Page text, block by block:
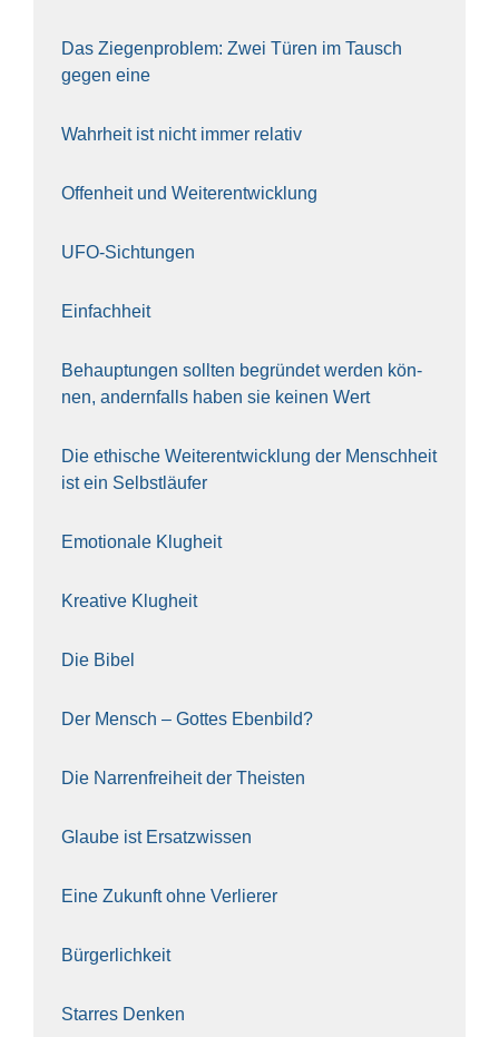
Das Zie­gen­pro­blem: Zwei Türen im Tausch
gegen eine
Wahr­heit ist nicht immer rela­tiv
Offen­heit und Wei­ter­ent­wick­lung
UFO-Sich­tun­gen
Ein­fach­heit
Behaup­tun­gen soll­ten begrün­det wer­den kön­
nen, andern­falls haben sie kei­nen Wert
Die ethi­sche Wei­ter­ent­wick­lung der Mensch­heit
ist ein Selbst­läu­fer
Emo­tio­na­le Klug­heit
Krea­ti­ve Klug­heit
Die Bibel
Der Mensch – Got­tes Eben­bild?
Die Nar­ren­frei­heit der The­is­ten
Glau­be ist Ersatz­wis­sen
Eine Zukunft ohne Ver­lie­rer
Bür­ger­lich­keit
Star­res Den­ken